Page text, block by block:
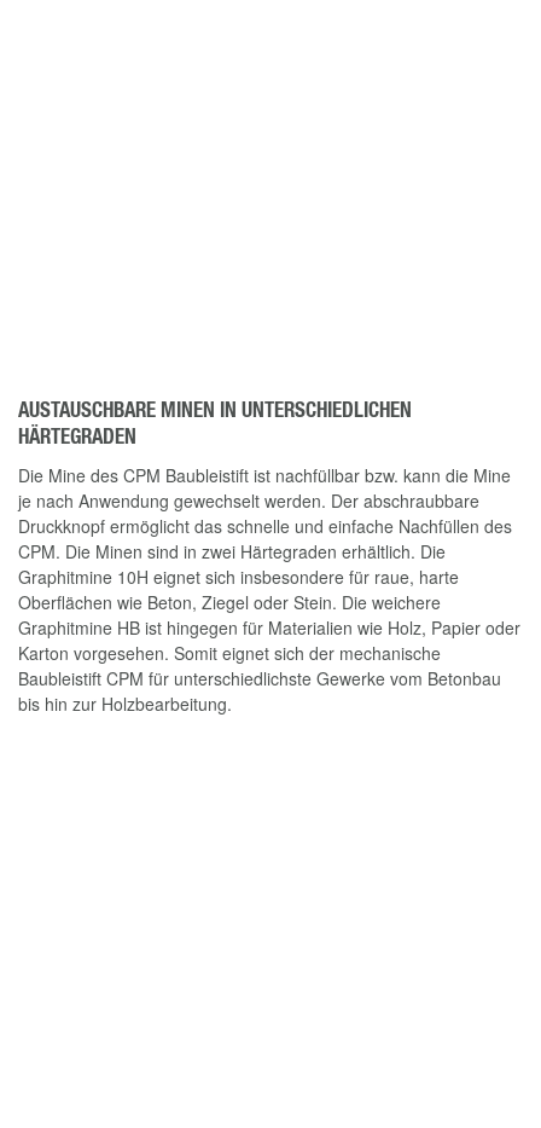
AUSTAUSCHBARE MINEN IN UNTERSCHIEDLICHEN
HÄRTEGRADEN
Die Mine des CPM Baubleistift ist nachfüllbar bzw. kann die Mine
je nach Anwendung gewechselt werden. Der abschraubbare
Druckknopf ermöglicht das schnelle und einfache Nachfüllen des
CPM. Die Minen sind in zwei Härtegraden erhältlich. Die
Graphitmine 10H eignet sich insbesondere für raue, harte
Oberflächen wie Beton, Ziegel oder Stein. Die weichere
Graphitmine HB ist hingegen für Materialien wie Holz, Papier oder
Karton vorgesehen. Somit eignet sich der mechanische
Baubleistift CPM für unterschiedlichste Gewerke vom Betonbau
bis hin zur Holzbearbeitung.